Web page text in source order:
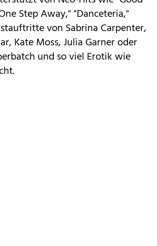
Step Away," "Danceteria,"
von Sabrina Carpenter,
Kate Moss, Julia Garner oder
und so viel Erotik wie